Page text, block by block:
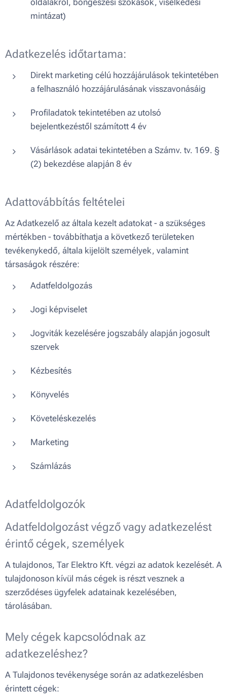
oldalakról, böngészési szokások, viselkedési
mintázat)
Adatkezelés időtartama:
Direkt marketing célú hozzájárulások tekintetében
a felhasználó hozzájárulásának visszavonásáig
Profiladatok tekintetében az utolsó
bejelentkezéstől számított 4 év
Vásárlások adatai tekintetében a Számv. tv. 169. §
(2) bekezdése alapján 8 év
Adattovábbítás feltételei
Az Adatkezelő az általa kezelt adatokat - a szükséges
mértékben - továbbíthatja a következő területeken
tevékenykedő, általa kijelölt személyek, valamint
társaságok részére:
Adatfeldolgozás
Jogi képviselet
Jogviták kezelésére jogszabály alapján jogosult
szervek
Kézbesítés
Könyvelés
Követeléskezelés
Marketing
Számlázás
Adatfeldolgozók
Adatfeldolgozást végző vagy adatkezelést
érintő cégek, személyek
A tulajdonos, Tar Elektro Kft. végzi az adatok kezelését. A
tulajdonoson kívül más cégek is részt vesznek a
szerződéses ügyfelek adatainak kezelésében,
tárolásában.
Mely cégek kapcsolódnak az
adatkezeléshez?
A Tulajdonos tevékenysége során az adatkezelésben
érintett cégek: